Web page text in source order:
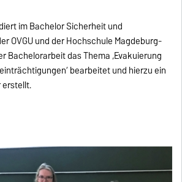
im Bachelor Sicherheit und
OVGU und der Hochschule Magdeburg-
Bachelorarbeit das Thema ‚Evakuierung
bearbeitet und hierzu ein